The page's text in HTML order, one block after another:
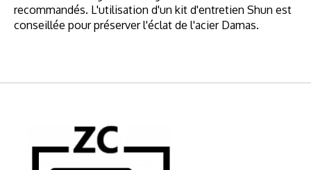
recommandés. L'utilisation d'un kit d'entretien Shun est
conseillée pour préserver l'éclat de l'acier Damas.